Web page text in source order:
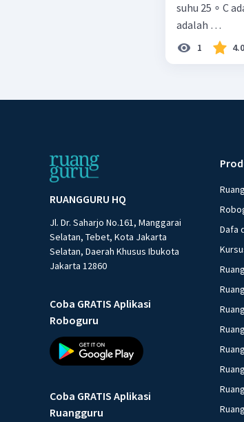
suhu 25 ∘ C
adalah …
1 4.0
RUANGGURU HQ
Jl. Dr. Saharjo No.161, Manggarai
Selatan, Tebet, Kota Jakarta
Selatan, Daerah Khusus Ibukota
Jakarta 12860
Coba GRATIS Aplikasi
Roboguru
Coba GRATIS Aplikasi
Ruangguru
Dafa